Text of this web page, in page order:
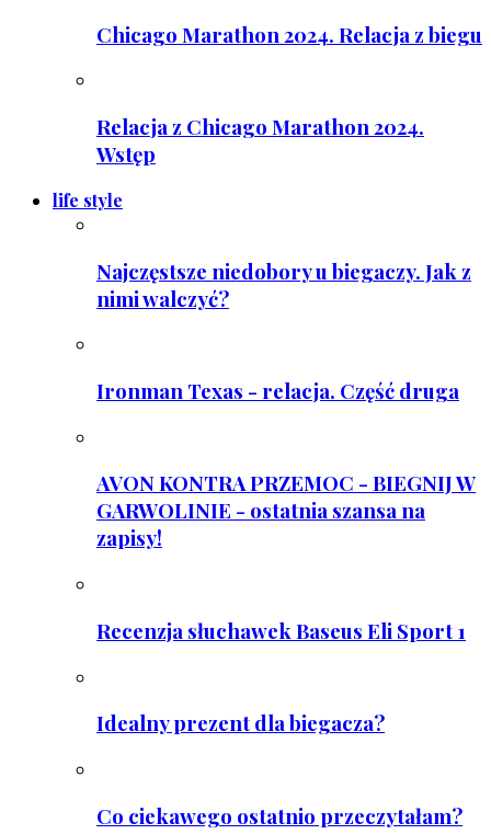
Chicago Marathon 2024. Relacja z biegu
Relacja z Chicago Marathon 2024.
Wstęp
life style
Najczęstsze niedobory u biegaczy. Jak z
nimi walczyć?
Ironman Texas - relacja. Część druga
AVON KONTRA PRZEMOC - BIEGNIJ W
GARWOLINIE - ostatnia szansa na
zapisy!
Recenzja słuchawek Baseus Eli Sport 1
Idealny prezent dla biegacza?
Co ciekawego ostatnio przeczytałam?